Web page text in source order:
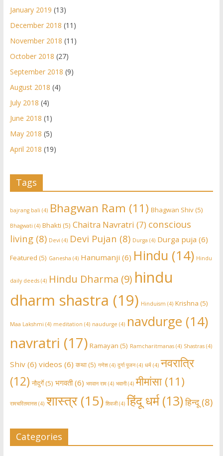
January 2019 (13)
December 2018 (11)
November 2018 (11)
October 2018 (27)
September 2018 (9)
August 2018 (4)
July 2018 (4)
June 2018 (1)
May 2018 (5)
April 2018 (19)
Tags
bajrang bali (4) Bhagwan Ram (11) Bhagwan Shiv(5)
Bhagwati (4) Bhakti (5) Chaitra Navratri (7) conscious
living(8) Devi (4) Devi Pujan (8) Durga (4) Durga puja (6)
Featured (5) Ganesha (4) Hanumanji (6) Hindu (14) Hindu
daily deeds(4) Hindu Dharma (9) hindu
dharm shastra (19) Hinduism (4) Krishna (5)
Maa Lakshmi (4) meditation (4) naudurge (4) navdurge (14)
navratri (17) Ramayan (5) Ramcharitmanas(4) Shastras(4)
Shiv(6) videos (6) कथा(5) गणेश(4) दुर्गा पूजन(4) धर्म(4) नवरात्रि
(12) नौदुर्गे(5) भगवती(6) भग़वान राम(4) भवानी(4) मीमांसा(11)
रामचरितमानस(4) शास्त्र(15) शिवजी(4) हिंदू धर्म(13)हिन्दू(8)
Categories